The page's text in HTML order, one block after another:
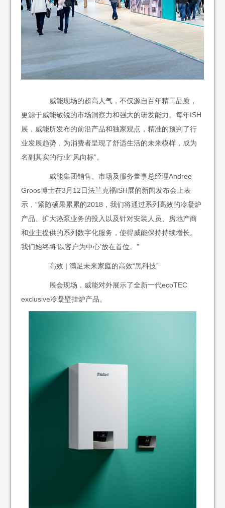
威能现场的超高人气，不仅源自百年精工品质，
更源于威能敏锐的市场洞察力和强大的研发能力。每年ISH
展，威能所发布的前沿产品和独家观点，精准的预判了行
业发展趋势，为消费者呈现了舒适生活的未来模样，成为
名副其实的行业“风向标”。
威能集团销售、市场及服务董事总经理Andree
Groos博士在3月12日法兰克福ISH展的新闻发布会上表
示，“紧随硕果累累的2018，我们将通过系列高效的冷凝炉
产品、扩大热泵业务的投入以及针对安装人员、房地产商
和业主提供的系列数字化服务，使得威能保持持续增长。
我们始终将‘以客户为中心’放在首位。”
高效 | 满足未来家庭的高效“黑科技”
展会现场，威能对外展示了全新一代ecoTEC
exclusive冷凝壁挂炉产品。